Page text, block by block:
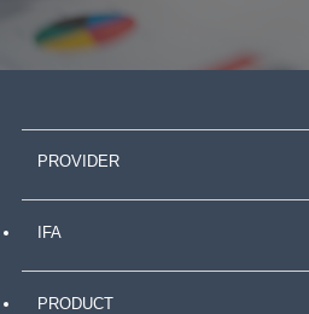
PROVIDER
IFA
PRODUCT